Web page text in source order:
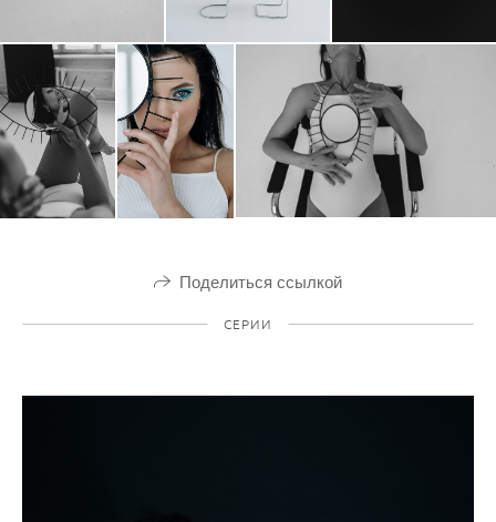
Поделиться ссылкой
СЕРИИ